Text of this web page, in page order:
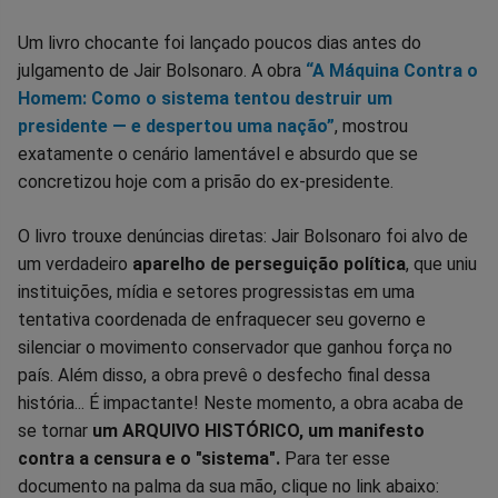
Um livro chocante foi lançado poucos dias antes do
julgamento de Jair Bolsonaro. A obra “A Máquina Contra o
Homem: Como o sistema tentou destruir um
presidente — e despertou uma nação”, mostrou
exatamente o cenário lamentável e absurdo que se
concretizou hoje com a prisão do ex-presidente.
O livro trouxe denúncias diretas: Jair Bolsonaro foi alvo de
um verdadeiro aparelho de perseguição política, que uniu
instituições, mídia e setores progressistas em uma
tentativa coordenada de enfraquecer seu governo e
silenciar o movimento conservador que ganhou força no
país. Além disso, a obra prevê o desfecho final dessa
história... É impactante! Neste momento, a obra acaba de
se tornar um ARQUIVO HISTÓRICO, um manifesto
contra a censura e o "sistema". Para ter esse
documento na palma da sua mão, clique no link abaixo: